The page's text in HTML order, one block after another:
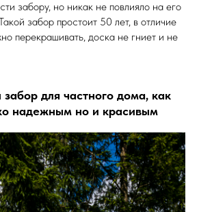
забору, но никак не повлияло на его
забор простоит 50 лет, в отличие
перекрашивать, доска не гниет и не
для частного дома, как
надежным но и красивым